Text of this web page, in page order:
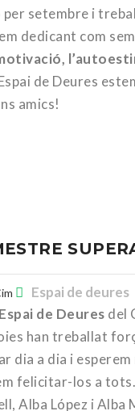
per setembre i
dedicant com
de Deures
amics!
Espai de deures
Espai de Deures del
han treballat
dia a dia i
felicitar-los a
Alba López i